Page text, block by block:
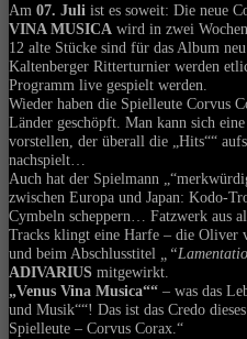
Am 07. Juli ist es soweit: Die neue
VINA MUSICA wird in zwei
12 alte Stücke sind für das Album
Kaltenberger Ritterturnier werden
Programm live gespielt werden.
Wieder haben die Spielleute Corvus
Länder geschöpft. Man kann sich
vorstellen, der überall die „Hits““
nachspielt…
Auch hat der Spielmann
zwischen Europa und Japan: Kodo-
Cymbeln scheppern… Fatzwerk aus
Tracks klingt eine Harfe – die Oliver
und beim Abschlusstitel
ADIVARIUS mitgewirkt.
„Venus Vina Musica““ – was das
und Musik““! Das ist das Credo
Spielleute – Corvus Corax.“